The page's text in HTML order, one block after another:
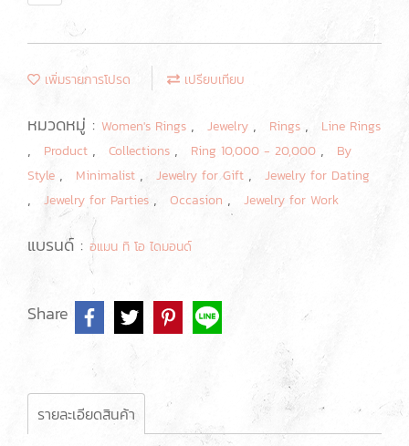
เพิ่มรายการโปรด เปรียบเทียบ
หมวดหมู่ : Women's Rings , Jewelry , Rings , Line Rings
, Product , Collections , Ring 10,000 - 20,000 ,
By
Style , Minimalist , Jewelry for Gift , Jewelry for Dating
, Jewelry for Parties , Occasion , Jewelry for Work
แบรนด์ : อแมน ทิ โอ ไดมอนด์
Share
รายละเอียดสินค้า